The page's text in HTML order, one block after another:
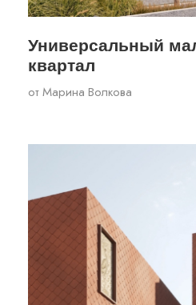
Универсальный
квартал
отМарина Волкова